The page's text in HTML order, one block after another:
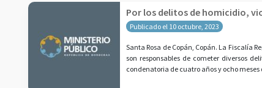
Por los delitos de homicidio,
Publicado el 10 octubre, 2023
Santa Rosa de Copán, Copán. La Fiscalía
son responsables de cometer diversos
condenatoria de cuatro años y ocho meses